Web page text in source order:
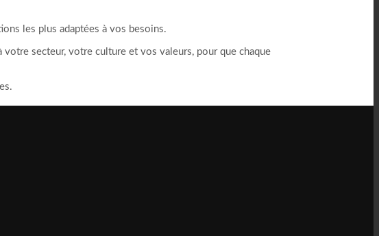
les plus adaptées à vos besoins.
secteur, votre culture et vos valeurs, pour que chaque